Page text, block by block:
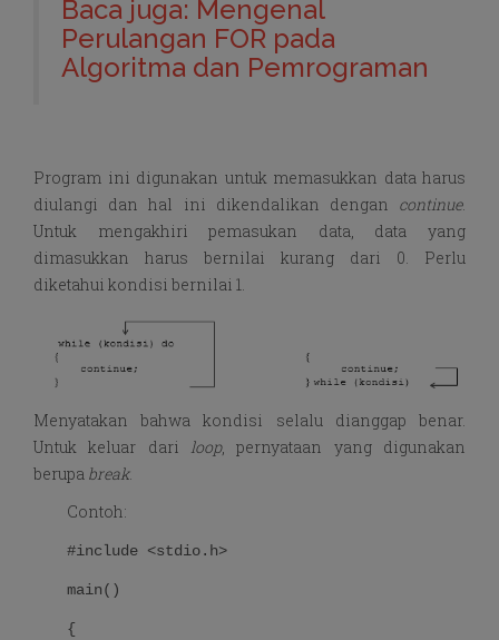
Baca juga: Mengenal
Perulangan FOR pada
Algoritma dan Pemrograman
Program ini digunakan untuk memasukkan data harus
diulangi dan hal ini dikendalikan dengan continue.
Untuk mengakhiri pemasukan data, data yang
dimasukkan harus bernilai kurang dari 0. Perlu
diketahui kondisi bernilai 1.
Menyatakan bahwa kondisi selalu dianggap benar.
Untuk keluar dari loop, pernyataan yang digunakan
berupa break.
Contoh:
#include <stdio.h>
main()
{